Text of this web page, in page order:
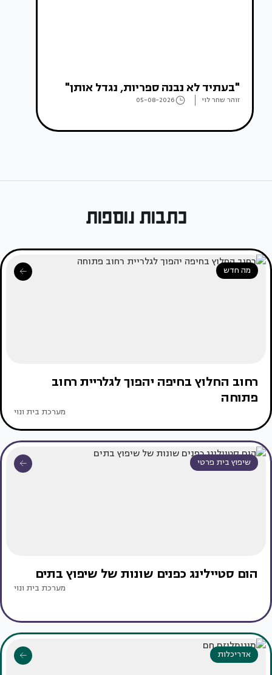
"בעתיד לא נבנה ספריות, נגדל אותן"
זוהר שחר לוי 05-08-2026
כתבות נוספות
מה חדש
רחוב החלוץ בחיפה יהפוך לגלריית רחוב
פתוחה
מערכת בית ונוי
שיפוץ בית פרטי
הום סטיילינג כפנים שונות של שיפוץ בתים
מערכת בית ונוי
אדריכלות